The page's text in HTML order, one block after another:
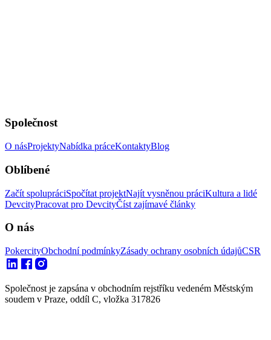
Společnost
O násProjektyNabídka práceKontaktyBlog
Oblíbené
Začít spolupráciSpočítat projektNajít vysněnou práciKultura a lidé
DevcityPracovat pro DevcityČíst zajímavé články
O nás
PokercityObchodní podmínkyZásady ochrany osobních údajůCSR
Společnost je zapsána v obchodním rejstříku vedeném Městským
soudem v Praze, oddíl C, vložka 317826